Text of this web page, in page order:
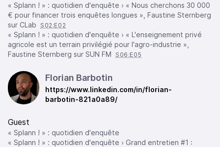
« Splann ! » : quotidien d'enquête › « Nous cherchons 30 000
€ pour financer trois enquêtes longues », Faustine Sternberg
sur CLab
S02:E02
« Splann ! » : quotidien d'enquête › « L'enseignement privé
agricole est un terrain privilégié pour l'agro-industrie »,
Faustine Sternberg sur SUN FM
S06:E05
Florian Barbotin
https://www.linkedin.com/in/florian-
barbotin-821a0a89/
Guest
« Splann ! » : quotidien d'enquête
« Splann ! » : quotidien d'enquête › Grand entretien #1 :